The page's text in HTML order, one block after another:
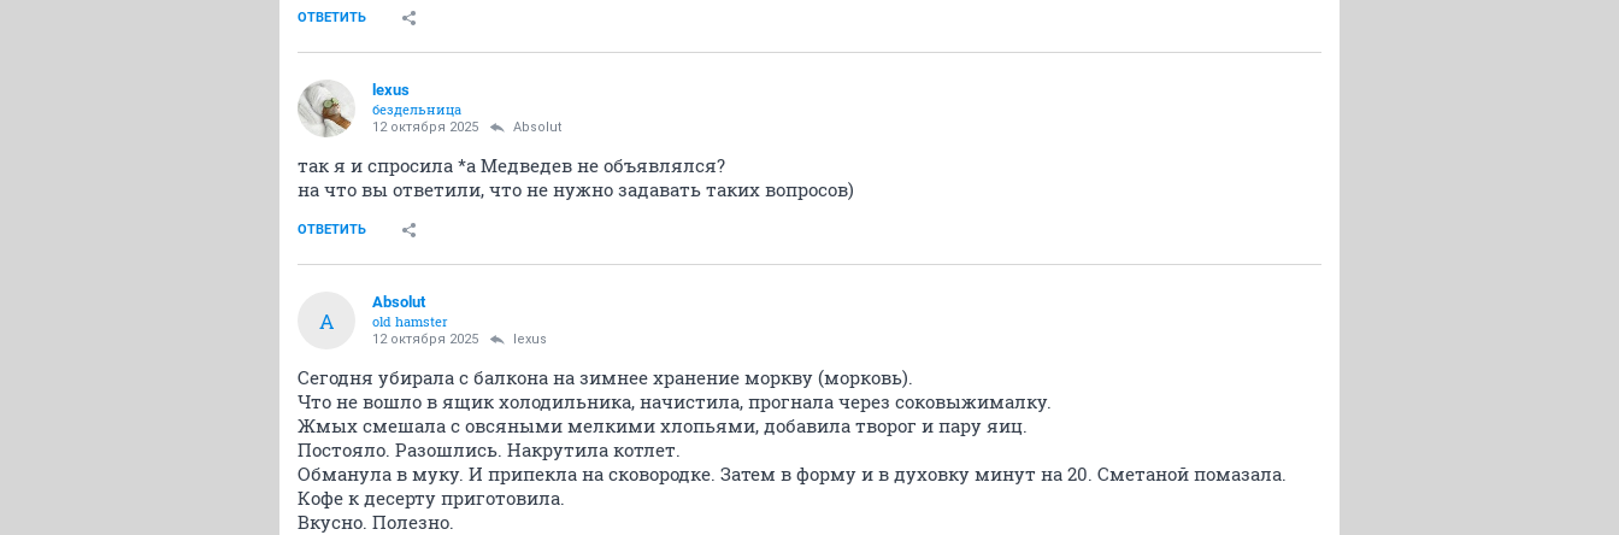
ОТВЕТИТЬ
lexus
бездельница
12 октября 2025 Absolut
так я и спросила *а Медведев не объявлялся?
на что вы ответили, что не нужно задавать таких вопросов)
ОТВЕТИТЬ
A
Absolut
old hamster
12 октября 2025 lexus
Сегодня убирала с балкона на зимнее хранение моркву (морковь).
Что не вошло в ящик холодильника, начистила, прогнала через соковыжималку.
Жмых смешала с овсяными мелкими хлопьями, добавила творог и пару яиц.
Постояло. Разошлись. Накрутила котлет.
Обманула в муку. И припекла на сковородке. Затем в форму и в духовку минут на 20. Сметаной помазала.
Кофе к десерту приготовила.
Вкусно. Полезно.